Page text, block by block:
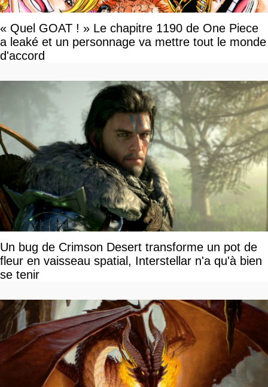
« Quel GOAT ! » Le chapitre 1190 de One Piece
a leaké et un personnage va mettre tout le monde
d'accord
Un bug de Crimson Desert transforme un pot de
fleur en vaisseau spatial, Interstellar n'a qu'à bien
se tenir